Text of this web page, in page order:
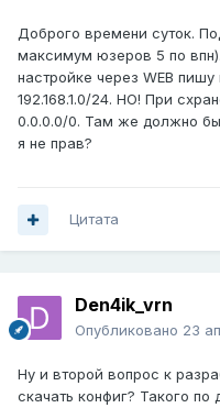
Доброго времени суток.
максимум юзеров 5 по
настройке через WEB
192.168.1.0/24. НО! При
0.0.0.0/0. Там же должно
я не прав?
Цитата
Den4ik_vrn
Опубликовано 23
Ну и второй вопрос к
скачать конфиг? Такого